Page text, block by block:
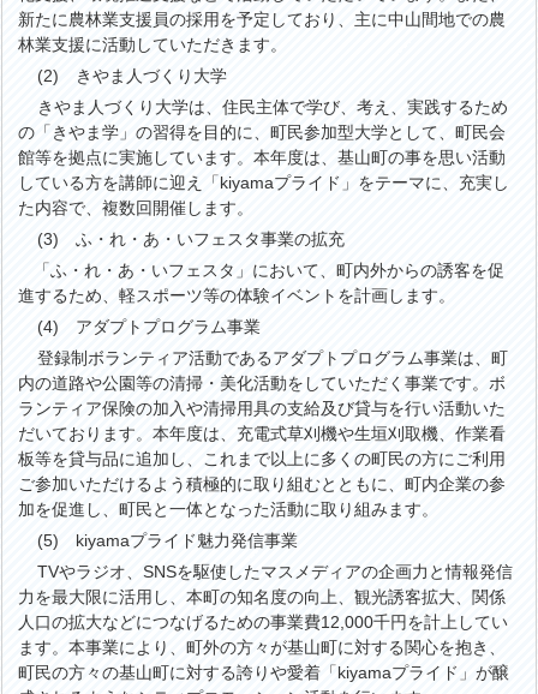
新たに農林業支援員の採用を予定しており、主に中山間地での農
林業支援に活動していただきます。
(2) きやま人づくり大学
きやま人づくり大学は、住民主体で学び、考え、実践するため
の「きやま学」の習得を目的に、町民参加型大学として、町民会
館等を拠点に実施しています。本年度は、基山町の事を思い活動
している方を講師に迎え「kiyamaプライド」をテーマに、充実し
た内容で、複数回開催します。
(3) ふ・れ・あ・いフェスタ事業の拡充
「ふ・れ・あ・いフェスタ」において、町内外からの誘客を促
進するため、軽スポーツ等の体験イベントを計画します。
(4) アダプトプログラム事業
登録制ボランティア活動であるアダプトプログラム事業は、町
内の道路や公園等の清掃・美化活動をしていただく事業です。ボ
ランティア保険の加入や清掃用具の支給及び貸与を行い活動いた
だいております。本年度は、充電式草刈機や生垣刈取機、作業看
板等を貸与品に追加し、これまで以上に多くの町民の方にご利用
ご参加いただけるよう積極的に取り組むとともに、町内企業の参
加を促進し、町民と一体となった活動に取り組みます。
(5) kiyamaプライド魅力発信事業
TVやラジオ、SNSを駆使したマスメディアの企画力と情報発信
力を最大限に活用し、本町の知名度の向上、観光誘客拡大、関係
人口の拡大などにつなげるための事業費12,000千円を計上してい
ます。本事業により、町外の方々が基山町に対する関心を抱き、
町民の方々の基山町に対する誇りや愛着「kiyamaプライド」が醸